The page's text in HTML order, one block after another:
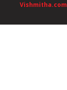
Vishmitha.com